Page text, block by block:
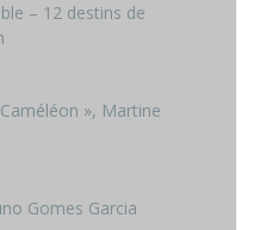
– 12 destins de
», Martine
Gomes Garcia